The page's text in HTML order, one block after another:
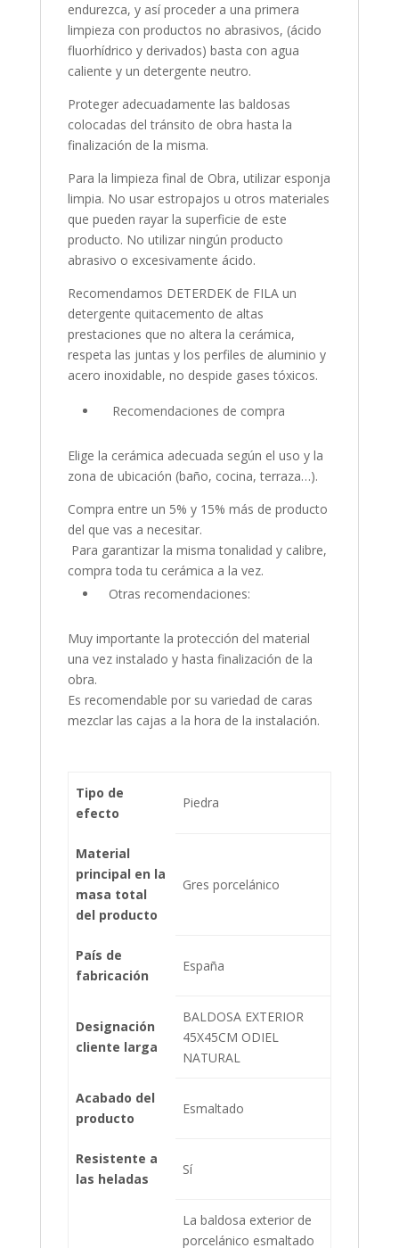
endurezca, y así proceder a una primera
limpieza con productos no abrasivos, (ácido
fluorhídrico y derivados) basta con agua
caliente y un detergente neutro.
Proteger adecuadamente las baldosas
colocadas del tránsito de obra hasta la
finalización de la misma.
Para la limpieza final de Obra, utilizar esponja
limpia. No usar estropajos u otros materiales
que pueden rayar la superficie de este
producto. No utilizar ningún producto
abrasivo o excesivamente ácido.
Recomendamos DETERDEK de FILA un
detergente quitacemento de altas
prestaciones que no altera la cerámica,
respeta las juntas y los perfiles de aluminio y
acero inoxidable, no despide gases tóxicos.
Recomendaciones de compra
Elige la cerámica adecuada según el uso y la
zona de ubicación (baño, cocina, terraza…).
Compra entre un 5% y 15% más de producto
del que vas a necesitar.
Para garantizar la misma tonalidad y calibre,
compra toda tu cerámica a la vez.
Otras recomendaciones:
Muy importante la protección del material
una vez instalado y hasta finalización de la
obra.
Es recomendable por su variedad de caras
mezclar las cajas a la hora de la instalación.
Tipo de
efecto
Piedra
Material
principal en la
masa total
del producto
Gres porcelánico
País de
fabricación
España
Designación
cliente larga
BALDOSA EXTERIOR
45X45CM ODIEL
NATURAL
Acabado del
producto
Esmaltado
Resistente a
las heladas
Sí
La baldosa exterior de
porcelánico esmaltado